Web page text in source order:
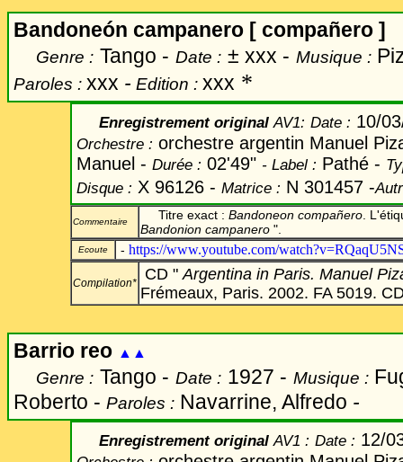
Bandoneón campanero [ compañero ]
Genre : Tango - Date : ± xxx - Musique :
Paroles : xxx - Edition : xxx *
Enregistrement originalAV1: Date : 10/
Orchestre : orchestre argentin Manuel
Manuel - Durée : 02'49" - Label : Pathé -
Disque : X 96126 - Matrice : N 301457 -
Commentaire Titre exact : Bandoneon compañero .
Bandonion campanero ".
Ecoute - https://www.youtube.com/
Compilation* CD "Argentina in Paris. Manuel
Frémeaux, Paris. 2002. FA 5019.
Barrio reo ▲▲
Genre : Tango - Date : 1927 - Musique :
Roberto - Paroles : Navarrine, Alfredo -
Enregistrement originalAV1 : Date : 12/